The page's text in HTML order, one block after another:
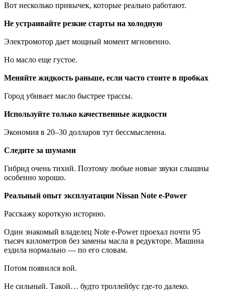
Вот несколько привычек, которые реально работают.
Не устраивайте резкие старты на холодную
Электромотор дает мощный момент мгновенно.
Но масло еще густое.
Меняйте жидкость раньше, если часто стоите в пробках
Город убивает масло быстрее трассы.
Используйте только качественные жидкости
Экономия в 20–30 долларов тут бессмысленна.
Следите за шумами
Гибрид очень тихий. Поэтому любые новые звуки слышны
особенно хорошо.
Реальный опыт эксплуатации Nissan Note e-Power
Расскажу короткую историю.
Один знакомый владелец Note e-Power проехал почти 95
тысяч километров без замены масла в редукторе. Машина
ездила нормально — по его словам.
Потом появился вой.
Не сильный. Такой… будто троллейбус где-то далеко.